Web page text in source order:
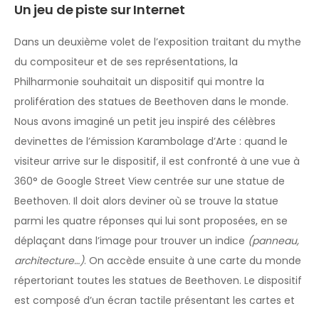
Un jeu de piste sur Internet
Dans un deuxième volet de l’exposition traitant du mythe
du compositeur et de ses représentations, la
Philharmonie souhaitait un dispositif qui montre la
prolifération des statues de Beethoven dans le monde.
Nous avons imaginé un petit jeu inspiré des célèbres
devinettes de l’émission Karambolage d’Arte : quand le
visiteur arrive sur le dispositif, il est confronté à une vue à
360° de Google Street View centrée sur une statue de
Beethoven. Il doit alors deviner où se trouve la statue
parmi les quatre réponses qui lui sont proposées, en se
déplaçant dans l’image pour trouver un indice (panneau,
architecture…). On accède ensuite à une carte du monde
répertoriant toutes les statues de Beethoven. Le dispositif
est composé d’un écran tactile présentant les cartes et